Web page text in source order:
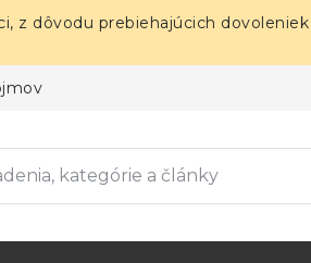
z dôvodu prebiehajúcich